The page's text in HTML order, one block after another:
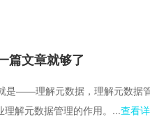
篇文章就够了
是——理解元数据，理解元数据
解元数据管理的作用。...查看